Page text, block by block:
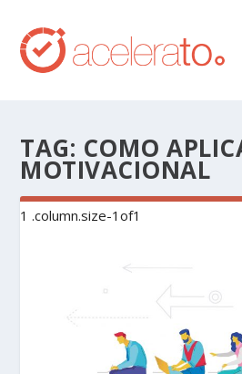
TAG: COMO
MOTIVACIONAL